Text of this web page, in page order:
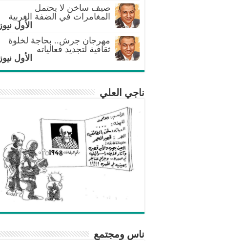
صيف ساخن لا يحتمل
المغامرات في الضفة الغربية
الأول نيوز
مهرجان جرش.. بحاجة لخلوة
ثقافية لتجديد فعالياته
الأول نيوز
ناجي العلي
ناس ومجتمع